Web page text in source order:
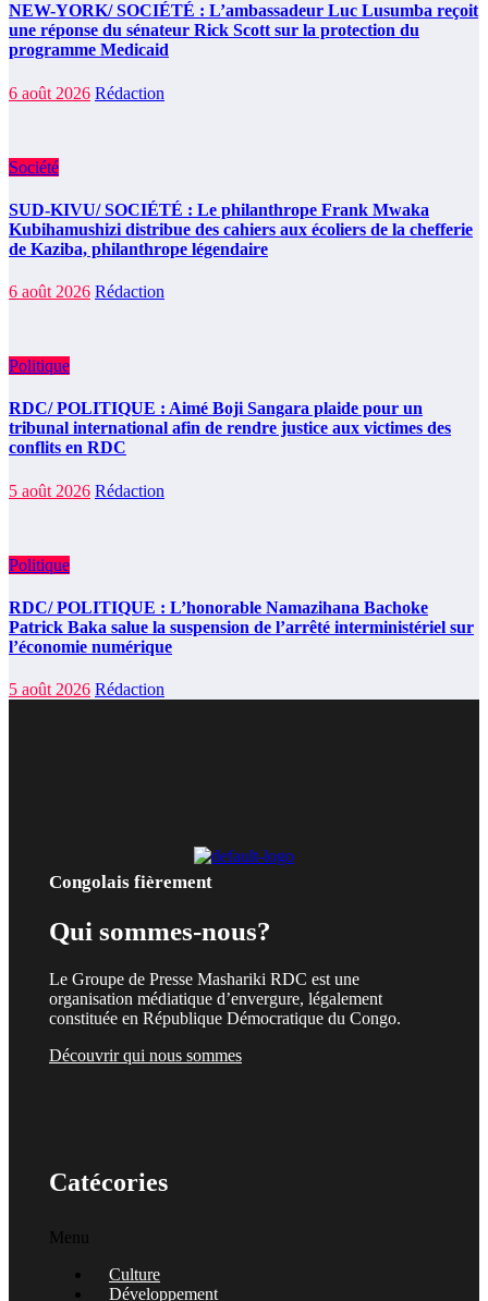
NEW-YORK/ SOCIÉTÉ : L’ambassadeur Luc Lusumba reçoit
une réponse du sénateur Rick Scott sur la protection du
programme Medicaid
6 août 2026 Rédaction
Société
SUD-KIVU/ SOCIÉTÉ : Le philanthrope Frank Mwaka
Kubihamushizi distribue des cahiers aux écoliers de la chefferie
de Kaziba, philanthrope légendaire
6 août 2026 Rédaction
Politique
RDC/ POLITIQUE : Aimé Boji Sangara plaide pour un
tribunal international afin de rendre justice aux victimes des
conflits en RDC
5 août 2026 Rédaction
Politique
RDC/ POLITIQUE : L’honorable Namazihana Bachoke
Patrick Baka salue la suspension de l’arrêté interministériel sur
l’économie numérique
5 août 2026 Rédaction
Congolais fièrement
Qui sommes-nous?
Le Groupe de Presse Mashariki RDC est une
organisation médiatique d’envergure, légalement
constituée en République Démocratique du Congo.
Découvrir qui nous sommes
Catécories
Menu
Culture
Développement